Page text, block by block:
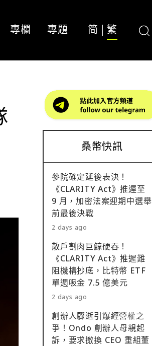
專欄 專題 简 繁
桑幣快訊
參院確定延後表決！
《CLARITY Act》推遲至
9 月，加密法案迎期中選舉
前最後決戰
2 days ago
散戶割肉巨鯨硬吞！
《CLARITY Act》推遲難
阻機構抄底，比特幣 ETF
單週吸金 7.5 億美元
2 days ago
創辦人驟逝引爆經營權之
爭！Ondo 創辦人母親起
訴，要求撤換 CEO 重組董